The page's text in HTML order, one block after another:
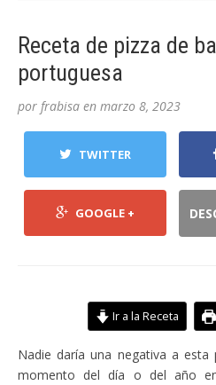
Receta de pizza de
portuguesa
por frabisa en marzo 8, 2023
TWITTER
GOOGLE +
Ir a la Receta
Nadie daría una negativa a
momento del día o del año